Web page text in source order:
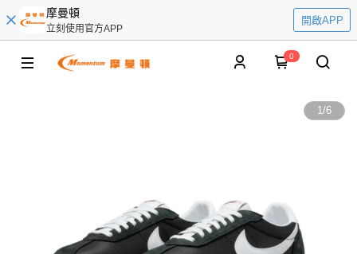
摩曼頓
立刻使用官方APP
開啟APP
0
1/6